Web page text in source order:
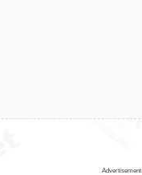
Advertisement